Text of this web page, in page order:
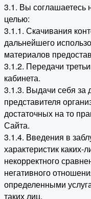
3.1. Вы соглашаетесь
целью:
3.1.1. Скачивания
дальнейшего
материалов
3.1.2. Передачи
кабинета.
3.1.3. Выдачи себя за
представителя
достаточных на то
Сайта.
3.1.4. Введения в
характеристик каких-
некорректного
негативного
определенными
таких лиц.